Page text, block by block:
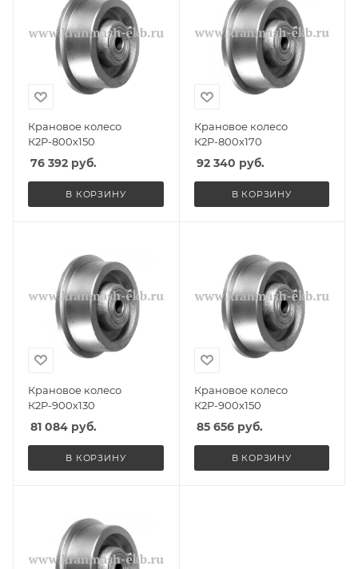
Крановое колесо
К2Р-800х150
76 392 руб.
В КОРЗИНУ
Крановое колесо
К2Р-800х170
92 340 руб.
В КОРЗИНУ
Крановое колесо
К2Р-900х130
81 084 руб.
В КОРЗИНУ
Крановое колесо
К2Р-900х150
85 656руб.
В КОРЗИНУ